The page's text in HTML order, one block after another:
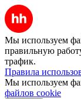
Мы используем
правильную
трафик.
Правила
Мы используем
файлов cookie